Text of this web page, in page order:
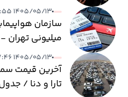
۱۴۰۵/۰۵/۱۳ ۱۷:۵۵
میلیونی
۱۴۰۵/۰۵/۱۳ ۱۷:۴۶
آخرین قیمت
تارا و دنا /